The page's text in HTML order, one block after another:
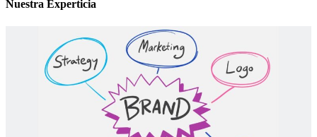
Nuestra Experticia